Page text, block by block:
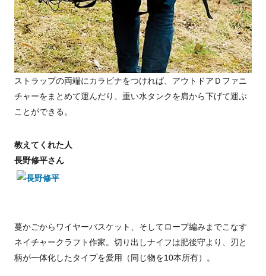
ストラップの両端にカラビナをつければ、アウトドアＤファニ
チャーをまとめて運んだり、重い水タンクを肩から下げて運ぶ
ことができる。
教えてくれた人
長野修平さん
蔓かごからワイヤーバスケット、そしてロープ編みまでこなす
ネイチャークラフト作家。切り出しナイフは肥後守より、刃と
柄が一体化したタイプを愛用（同じ物を10本所有）。